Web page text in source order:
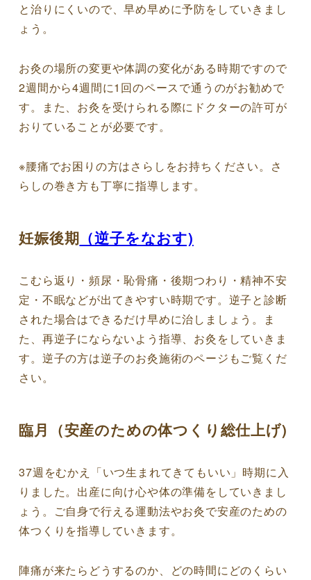
と治りにくいので、早め早めに予防をしていきまし
ょう。
お灸の場所の変更や体調の変化がある時期ですので
2週間から4週間に1回のペースで通うのがお勧めで
す。また、お灸を受けられる際にドクターの許可が
おりていることが必要です。
※腰痛でお困りの方はさらしをお持ちください。さ
らしの巻き方も丁寧に指導します。
妊娠後期 （逆子をなおす)
こむら返り・頻尿・恥骨痛・後期つわり・精神不安
定・不眠などが出てきやすい時期です。逆子と診断
された場合はできるだけ早めに治しましょう。ま
た、再逆子にならないよう指導、お灸をしていきま
す。逆子の方は逆子のお灸施術のページもご覧くだ
さい。
臨月（安産のための体つくり総仕上げ)
37週をむかえ「いつ生まれてきてもいい」時期に入
りました。出産に向け心や体の準備をしていきまし
ょう。ご自身で行える運動法やお灸で安産のための
体つくりを指導していきます。
陣痛が来たらどうするのか、どの時間にどのくらい